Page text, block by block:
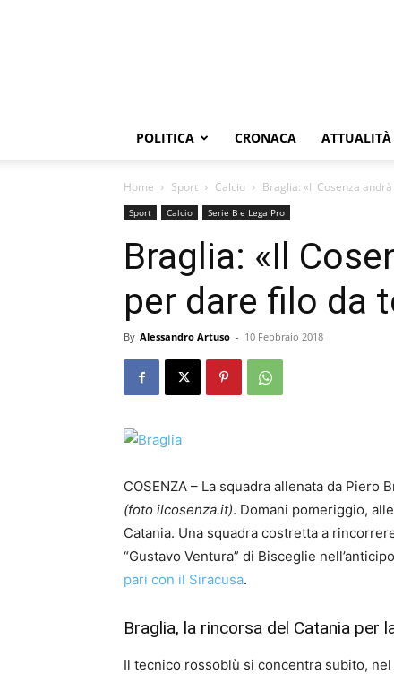
POLITICA CRONACA ATTUALITÀ
Home Sport Calcio Braglia: «Il Cosenza
Sport Calcio Serie B e Lega Pro
Braglia: «Il
per dare filo da
By Alessandro Artuso - 10 Febbraio 2018
COSENZA – La squadra allenata da
(foto ilcosenza.it). Domani pomeriggio,
Catania. Una squadra costretta a
“Gustavo Ventura” di Bisceglie
pari con il Siracusa.
Braglia, la rincorsa del Catania per
Il tecnico rossoblù si concentra subito,